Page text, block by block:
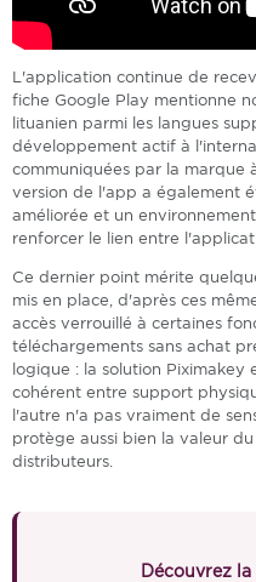
L'application continue de
fiche Google Play mentionne
lituanien parmi les langues
développement actif à
communiquées par la marque
version de l'app a également
améliorée et un
renforcer le lien entre
Ce dernier point mérite
mis en place, d'après ces
accès verrouillé à certaines
téléchargements sans achat
logique : la solution Piximakey
cohérent entre support
l'autre n'a pas vraiment de
protège aussi bien la valeur
distributeurs.
Découvrez